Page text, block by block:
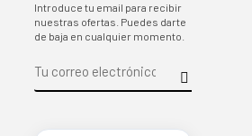
Introduce tu email para recibir
nuestras ofertas. Puedes darte
de baja en cualquier momento.